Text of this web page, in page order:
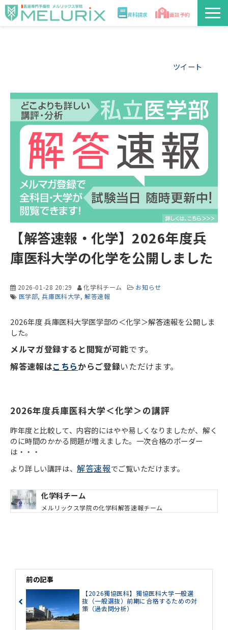
資料請求 面談予約
入学案内
合格実績・合格体験記
医学部解答速報2026
ツイート
【解答速報・化学】2026年度兵
庫医科大学の化学を公開しました
2026-01-28 20:29 化学科チーム
お知らせ
医学部 兵庫医科大学 解答速報
2026年度 兵庫医科大学医学部の＜化学＞解答速報を公開しま
した。
メルマガ登録すると閲覧が可能です。
解答速報はこちらからご登録いただけます。
2026年度兵庫医科大学＜化学＞の講評
昨年度と比較して、内容的にはやや易しくなりましたが、解く
のに時間のかかる問題が増えました。一次合格のボーダー
は・・・
より詳しい講評は、解答速報でご覧いただけます。
化学科チーム
メルリックス学院の化学科解答速報チーム
前の記事
【2026獨協医科】獨協医科大学一般選
抜（一般選抜）前期に合格するための対
策（過去問分析）